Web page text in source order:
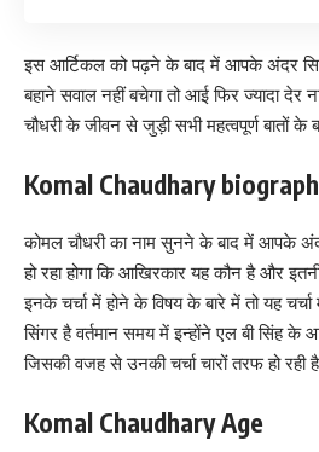
इस आर्टिकल को पढ़ने के बाद में आपके अंदर
बहाने सवाल नहीं बचेगा तो आई फिर ज्यादा
चौधरी के जीवन से जुड़ी सभी महत्वपूर्ण बातों
Komal Chaudhary
कोमल चौधरी का नाम सुनने के बाद में आपके
हो रहा होगा कि आखिरकार यह कौन है और
इनके चर्चा में होने के विषय के बारे में तो यह
सिंगर है वर्तमान समय में इन्होंने एल बी सिंह के
जिसकी वजह से उनकी चर्चा चारों तरफ हो रही
Komal Chaudhary Age